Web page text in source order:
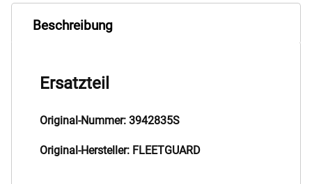
Beschreibung
Ersatzteil
Original-Nummer: 3942835S
Original-Hersteller: FLEETGUARD